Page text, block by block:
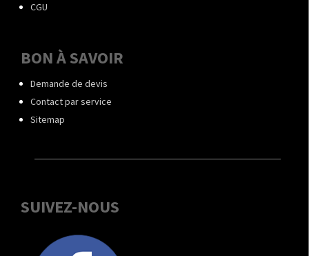
CGU
BON À SAVOIR
Demande de devis
Contact par service
Sitemap
SUIVEZ-NOUS